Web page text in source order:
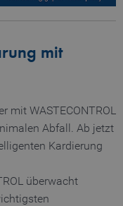
mit
mit WASTECONTROL
Abfall. Ab jetzt
Kardierung
überwacht